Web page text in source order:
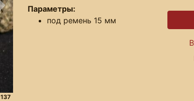
Параметры:
под ремень 15 мм